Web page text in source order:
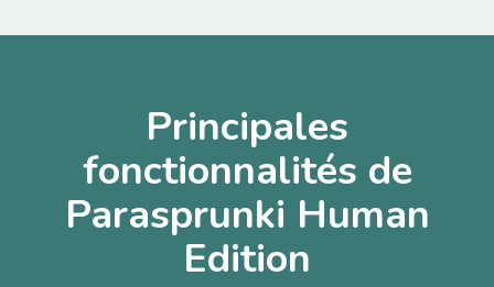
Principales
fonctionnalités de
Parasprunki Human
Edition